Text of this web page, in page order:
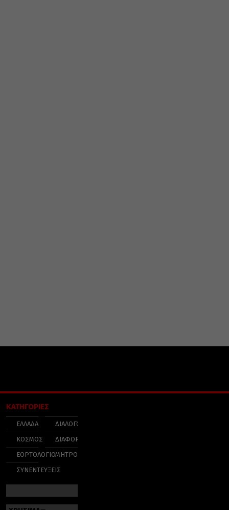
ΚΑΤΗΓΟΡΙΕΣ
ΕΛΛΑΔΑ
ΚΟΣΜΟΣ
ΕΟΡΤΟΛΟΓΙΟ
ΣΥΝΕΝΤΕΥΞΕΙΣ
ΔΙΑΛΟΓΟΣ
ΔΙΑΦΟΡΑ
ΜΗΤΡΟΠΟΛΕΙΣ